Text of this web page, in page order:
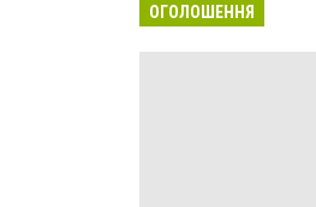
ОГОЛОШЕННЯ